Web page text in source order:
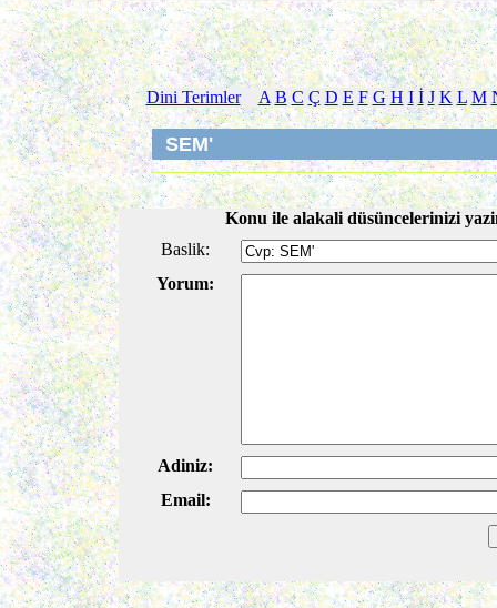
Dini Terimler A B C Ç D E F G H I İ J K L M
SEM'
Konu ile alakali düsüncelerinizi
Baslik:
Yorum:
Adiniz:
Email: